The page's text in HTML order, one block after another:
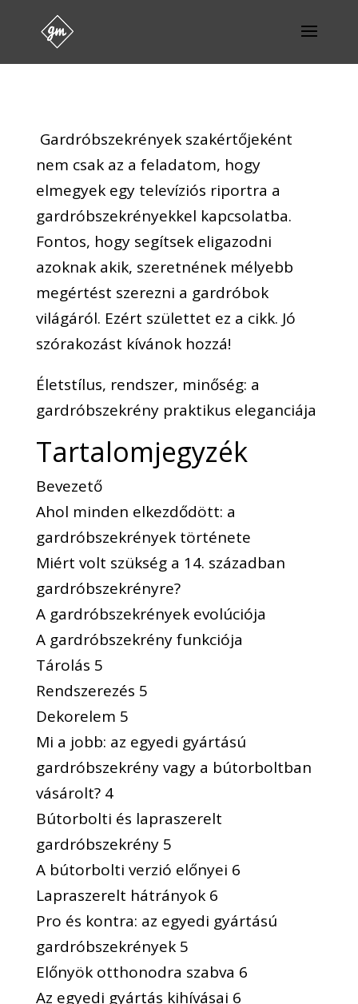
Gardróbszekrények szakértőjeként
nem csak az a feladatom, hogy
elmegyek egy televíziós riportra a
gardróbszekrényekkel kapcsolatba.
Fontos, hogy segítsek eligazodni
azoknak akik, szeretnének mélyebb
megértést szerezni a gardróbok
világáról. Ezért születtet ez a cikk. Jó
szórakozást kívánok hozzá!
Életstílus, rendszer, minőség: a
gardróbszekrény praktikus eleganciája
Tartalomjegyzék
Bevezető
Ahol minden elkezdődött: a
gardróbszekrények története
Miért volt szükség a 14. században
gardróbszekrényre?
A gardróbszekrények evolúciója
A gardróbszekrény funkciója
Tárolás 5
Rendszerezés 5
Dekorelem 5
Mi a jobb: az egyedi gyártású
gardróbszekrény vagy a bútorboltban
vásárolt? 4
Bútorbolti és lapraszerelt
gardróbszekrény 5
A bútorbolti verzió előnyei 6
Lapraszerelt hátrányok 6
Pro és kontra: az egyedi gyártású
gardróbszekrények 5
Előnyök otthonodra szabva 6
Az egyedi gyártás kihívásai 6